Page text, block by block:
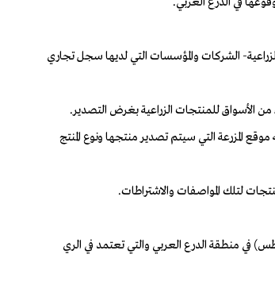
الشركات والمؤسسات التي لديها سجل تجاري
المزرعة التي سيتم تصدير منتجها ونوع المنتج
في منطقة الدرع العربي والتي تعتمد في الري